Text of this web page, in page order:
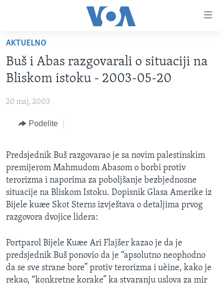
glavni
sadržaj
Idi
na
glavnu
navigaciju
NASLOVNA
RUBRIKE
BALKAN
GLOBALNE TEME
NAUKA I TEHNOLOGIJA
MEDICINA
KULTURA
DRUŠTVO
INTERVJU
OTVORENI STUDIO
IZ AMERIKE
Jezici
AKTUELNO
Buš i Abas razgovarali o situaciji na
Bliskom istoku - 2003-05-20
20 maj, 2003
Podelite
Predsjednik Buš razgovarao je sa novim palestinskim
premijerom Mahmudom Abasom o borbi protiv
terorizma i naporima za poboljšanje bezbjednosne
situacije na Bliskom Istoku. Dopisnik Glasa Amerike iz
Bijele kuæe Skot Sterns izvještava o detaljima prvog
razgovora dvojice lidera:
Portparol Bijele Kuæe Ari Flajšer kazao je da je
predsjednik Buš ponovio da je “apsolutno neophodno
da se sve strane bore” protiv terorizma i uèine, kako je
rekao, “konkretne korake” ka stvaranju uslova za mir